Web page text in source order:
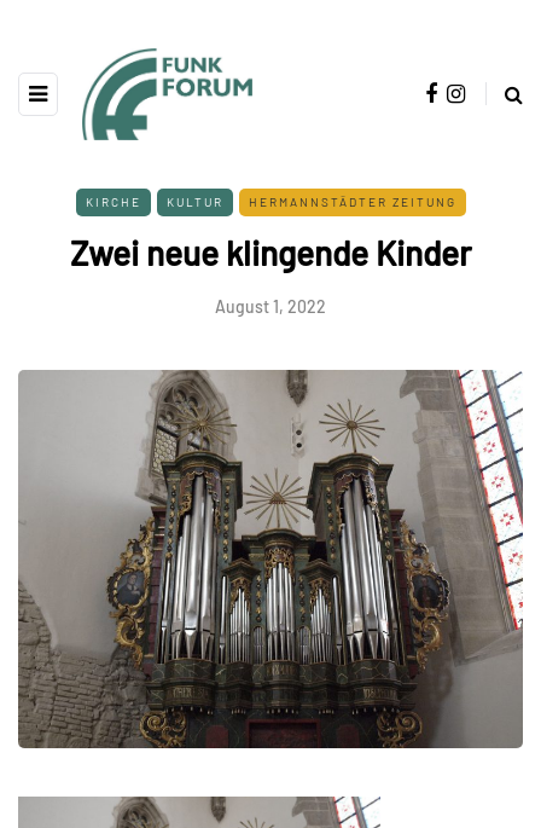
KIRCHE KULTUR HERMANNSTÄDTER ZEITUNG
Zwei neue klingende Kinder
August 1, 2022